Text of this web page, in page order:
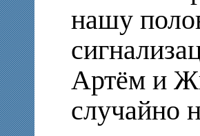
нашу
Артём и
случайно